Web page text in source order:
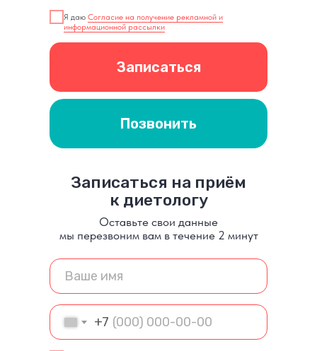
Я даю Согласие на получение рекламной и
информационной рассылки
Записаться
Позвонить
*Не участвует в акции 20% скидка на прием
Записаться на приём
к диетологу
Оставьте свои данные
мы перезвоним вам в течение 2 минут
+7